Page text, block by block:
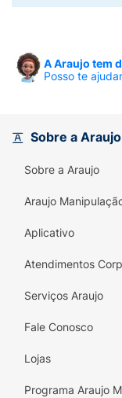
estrutura dos
a cor dos
deposita
em sua
A Araujo tem
Posso te
Sobre a Araujo
Sobre a Araujo
Araujo
Aplicativo
Atendimentos
Serviços Araujo
Fale Conosco
Lojas
Programa Araujo